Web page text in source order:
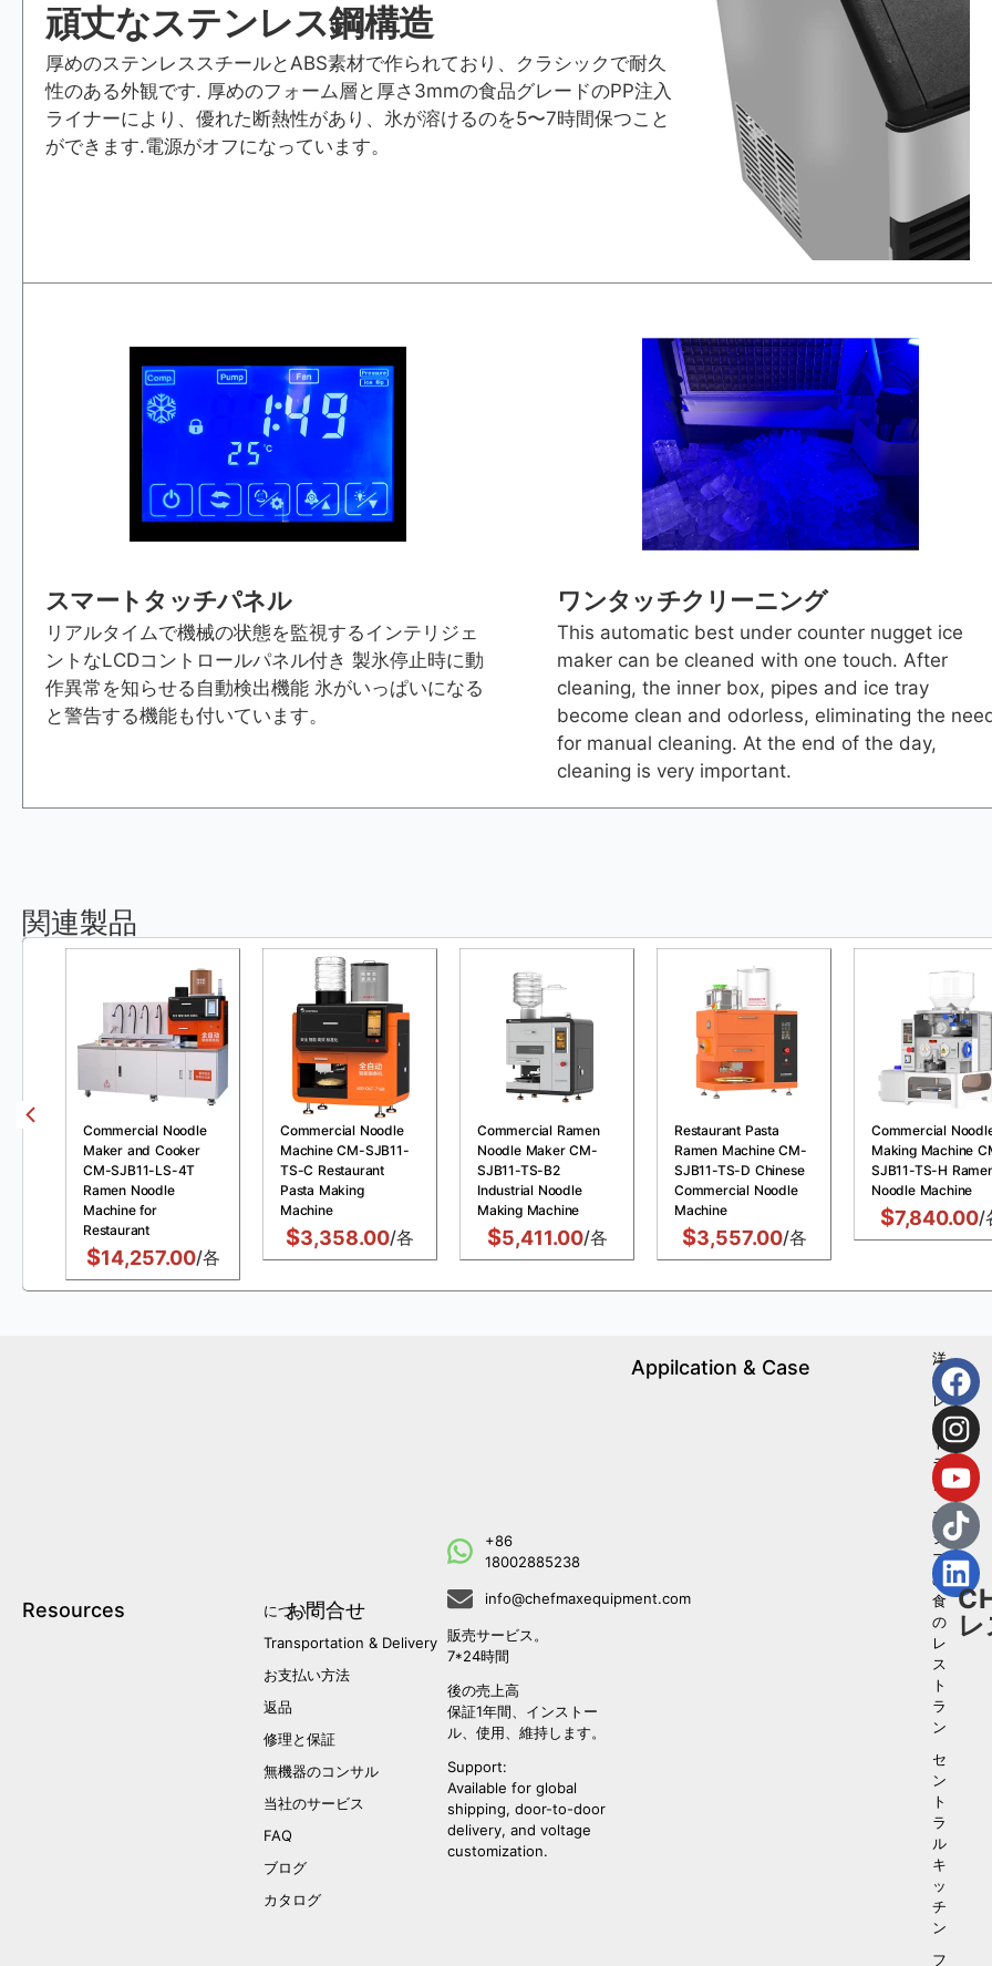
頑丈なステンレス鋼構造
厚めのステンレススチールとABS素材で作られており、クラシックで耐久
性のある外観です. 厚めのフォーム層と厚さ3mmの食品グレードのPP注入
ライナーにより、優れた断熱性があり、氷が溶けるのを5〜7時間保つこと
ができます.電源がオフになっています。
スマートタッチパネル
リアルタイムで機械の状態を監視するインテリジェ
ントなLCDコントロールパネル付き 製氷停止時に動
作異常を知らせる自動検出機能 氷がいっぱいになる
と警告する機能も付いています。
ワンタッチクリーニング
This automatic best under counter nugget ice
maker can be cleaned with one touch. After
cleaning, the inner box, pipes and ice tray
become clean and odorless, eliminating the
for manual cleaning. At the end of the day,
cleaning is very important.
関連製品
Commercial Noodle
Maker and Cooker
CM-SJB11-LS-4T
Ramen Noodle
Machine for
Restaurant
$14,257.00/各
Commercial Noodle
Machine CM-SJB11-
TS-C Restaurant
Pasta Making
Machine
$3,358.00/各
Commercial Ramen
Noodle Maker CM-
SJB11-TS-B2
Industrial Noodle
Making Machine
$5,411.00/各
Restaurant Pasta
Ramen Machine CM-
SJB11-TS-D Chinese
Commercial Noodle
Machine
$3,557.00/各
Commercial
Making Machine
SJB11-TS-H
Noodle Machine
$7,840.00/
Resources
について
Transportation & Delivery
お支払い方法
返品
修理と保証
無機器のコンサル
当社のサービス
FAQ
ブログ
カタログ
お問合せ
+86
18002885238
info@chefmaxequipment.com
販売サービス。
7*24時間
後の売上高
保証1年間、インストー
ル、使用、維持します。
Support:
Available for global
shipping, door-to-door
delivery, and voltage
customization.
Appilcation & Case
洋
食
レ
ス
ト
ラ
ン
ア
ジ
ア
の
食
の
レ
ス
ト
ラ
ン
セ
ン
ト
ラ
ル
キ
ッ
チ
ン
フ
フ
ォ